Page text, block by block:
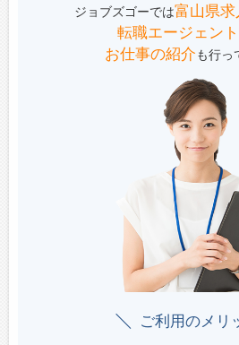
ジョブズゴーでは富山県求
転職エージェン
お仕事の紹介も行っ
ご利用のメリ